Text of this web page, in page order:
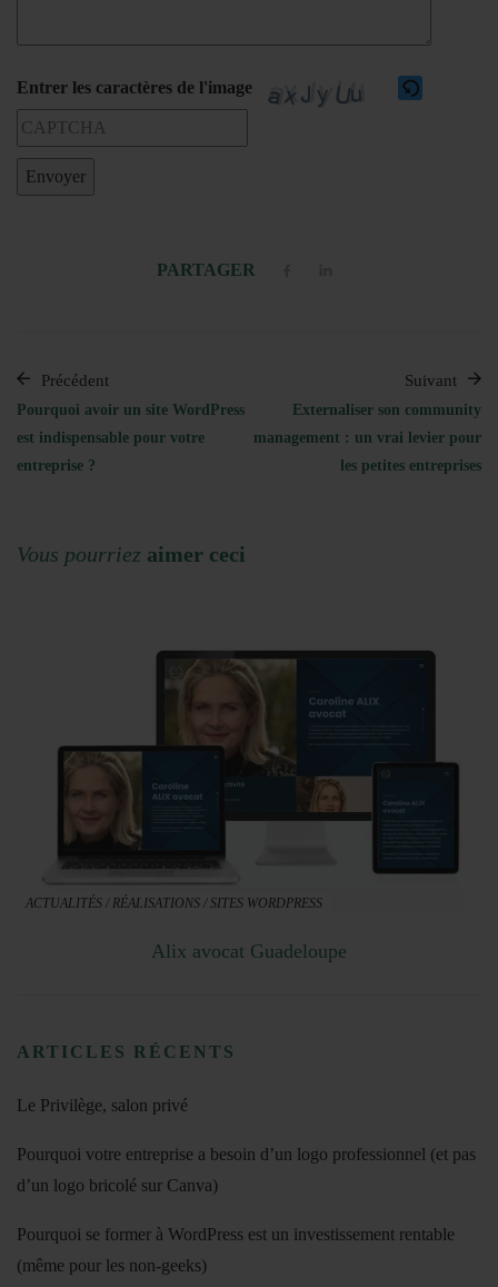
Entrer les caractères de l'image
Veuillez saisir les caractères affichés dans le CAPTCHA pour
PARTAGER
Précédent
Pourquoi avoir un site WordPress
est indispensable pour votre
entreprise ?
Suivant
Externaliser son community
management : un vrai levier pour
les petites entreprises
Vous pourriez aimer ceci
ACTUALITÉS / RÉALISATIONS /SITES WORDPRESS
Alix avocat Guadeloupe
ARTICLES RÉCENTS
Le Privilège, salon privé
Pourquoi votre entreprise a besoin d’un logo professionnel (et pas
d’un logo bricolé sur Canva)
Pourquoi se former à WordPress est un investissement rentable
(même pour les non-geeks)